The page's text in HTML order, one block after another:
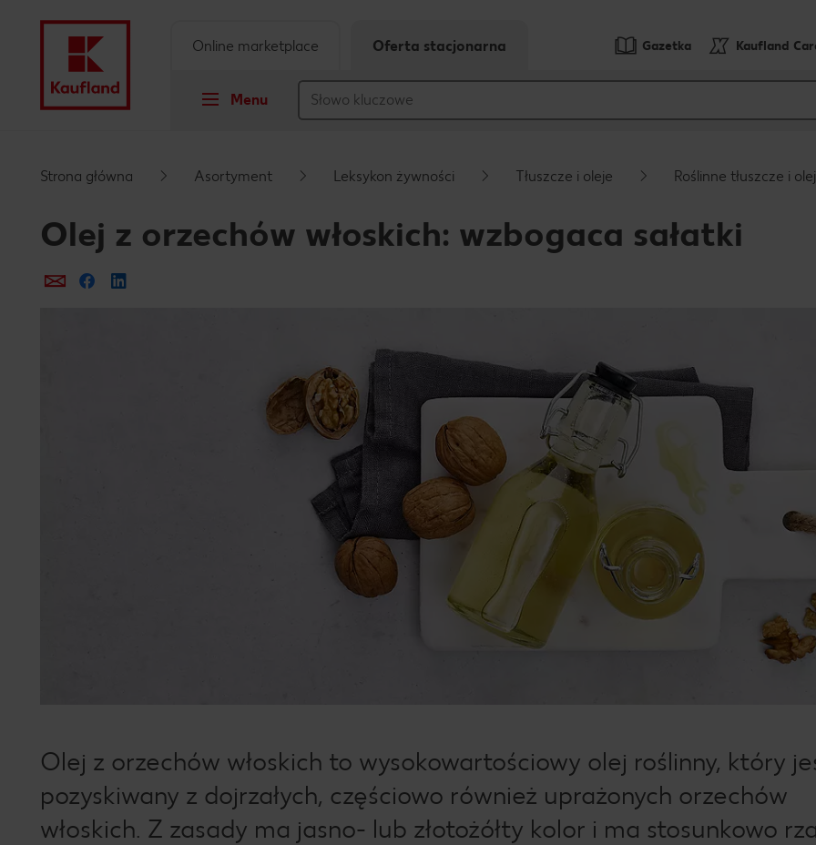
Gazetka Kaufland
Menu
Online marketplace Oferta stacjonarna
Strona główna Asortyment Leksykon żywności Tłuszcze i oleje Roślinne tłuszcze i
Olej z orzechów włoskich: wzbogaca sałatki
Prześlij e-mailem
Udostępnij na Facebooku
Olej z orzechów włoskich to wysokowartościowy olej roślinny, który
pozyskiwany z dojrzałych, częściowo również uprażonych orzechów
włoskich. Z zasady ma jasno- lub złotożółty kolor i ma stosunkowo